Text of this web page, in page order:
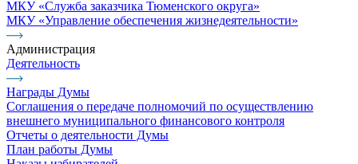
МКУ «Служба заказчика Тюменского округа»
МКУ «Управление обеспечения жизнедеятельности»
Администрация
Деятельность
Награды Думы
Соглашения о передаче полномочий по осуществлению
внешнего муниципального финансового контроля
Отчеты о деятельности Думы
План работы Думы